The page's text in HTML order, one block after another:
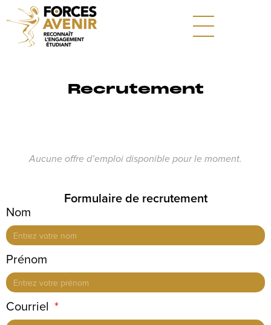
Recrutement
Aucune offre d’emploi disponible pour le moment.
Formulaire de recrutement
Nom
Prénom
Courriel